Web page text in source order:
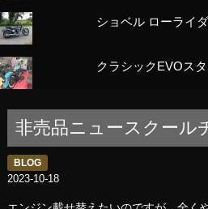
ショベル ローライ
クラシックEVOス
非売品ニュースクール
BLOG
2023-10-18